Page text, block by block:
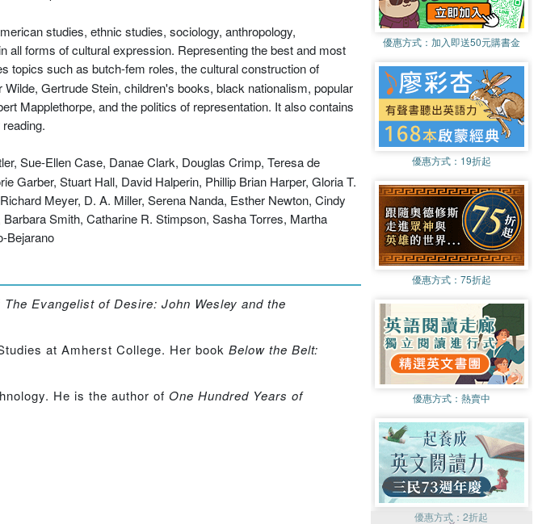
studies, ethnic studies, sociology, anthropology,
forms of cultural expression. Representing the best and most
topics such as butch-fem roles, the cultural construction of
Gertrude Stein, children's books, black nationalism, popular
Mapplethorpe, and the politics of representation. It also contains
Sue-Ellen Case, Danae Clark, Douglas Crimp, Teresa de
Garber, Stuart Hall, David Halperin, Phillip Brian Harper, Gloria T.
Meyer, D. A. Miller, Serena Nanda, Esther Newton, Cindy
Smith, Catharine R. Stimpson, Sasha Torres, Martha
Bejarano
The Evangelist of Desire: John Wesley and the
at Amherst College. Her book Below the Belt:
He is the author of One Hundred Years of
優惠方式： 加入即送50元購書金
優惠方式： 19折起
優惠方式： 75折起
優惠方式： 熱賣中
優惠方式：2折起